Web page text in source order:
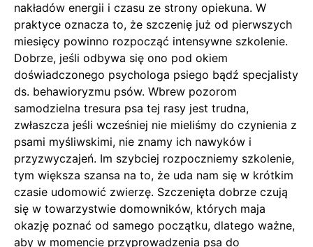
nakładów energii i czasu ze strony opiekuna. W
praktyce oznacza to, że szczenię już od pierwszych
miesięcy powinno rozpocząć intensywne szkolenie.
Dobrze, jeśli odbywa się ono pod okiem
doświadczonego psychologa psiego bądź specjalisty
ds. behawioryzmu psów. Wbrew pozorom
samodzielna tresura psa tej rasy jest trudna,
zwłaszcza jeśli wcześniej nie mieliśmy do czynienia z
psami myśliwskimi, nie znamy ich nawyków i
przyzwyczajeń. Im szybciej rozpoczniemy szkolenie,
tym większa szansa na to, że uda nam się w krótkim
czasie udomowić zwierzę. Szczenięta dobrze czują
się w towarzystwie domowników, których maja
okazję poznać od samego początku, dlatego ważne,
aby w momencie przyprowadzenia psa do